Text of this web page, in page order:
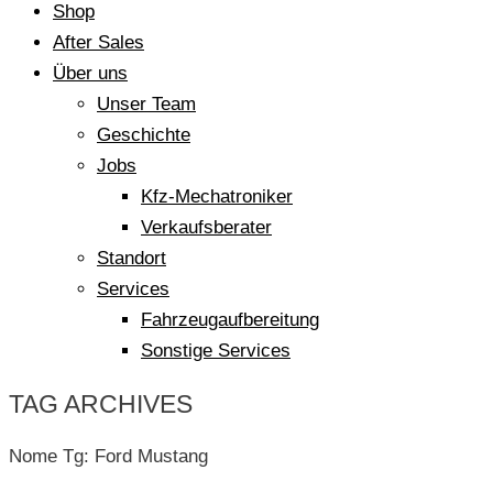
Shop
After Sales
Über uns
Unser Team
Geschichte
Jobs
Kfz-Mechatroniker
Verkaufsberater
Standort
Services
Fahrzeugaufbereitung
Sonstige Services
TAG ARCHIVES
Nome Tg: Ford Mustang